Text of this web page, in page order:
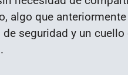
algo que
de seguridad y un